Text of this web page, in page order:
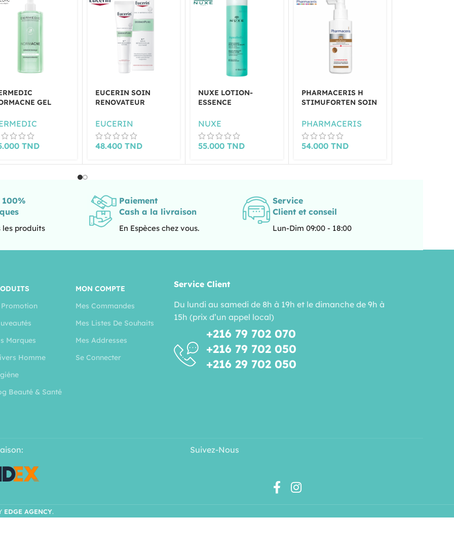
GEL
TND
EUCERIN SOIN
RENOVATEUR
DERMOPURE 40ML
EUCERIN
48.400 TND
NUXE LOTION-
ESSENCE
HYDRATANTE
AQUABELLA 200ML
NUXE
55.000TND
PHARMACERIS H
STIMUFORTEN SOIN
DES CHEVEUX
PHARMACERIS
54.000 TND
les produits
Paiement
Cash a la livraison
En Espèces chez vous.
Service
Client et conseil
Lun-Dim 09:00 - 18:00
Promotion
Marques
Homme
Beauté & Santé
MON COMPTE
Mes Commandes
Mes Listes De Souhaits
Mes Addresses
Se Connecter
Service Client
Du lundi au samedi de 8h à 19h et le dimanche de 9h à
15h (prix d’un appel local)
+216 79 702 070
+216 79 702 050
+216 29 702 050
Suivez-Nous
EDGE AGENCY.